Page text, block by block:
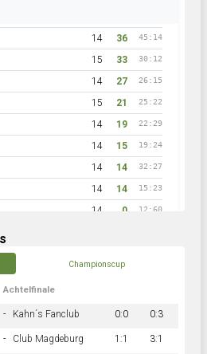
14 36 45:14
15 33 30:12
14 27 26:15
15 21 25:22
14 19 22:29
14 15 19:24
14 14 32:27
14 14 15:23
14 0 12:60
Championscup
Achtelfinale
- Kahn´s Fanclub 0:0 0:3
- Club Magdeburg 1:1 3:1